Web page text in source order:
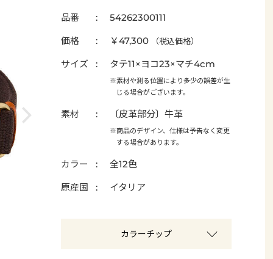
品番
54262300111
価格
￥47,300 （税込価格）
サイズ タテ11×ヨコ23×マチ4cm
※素材や測る位置により多少の誤差が生
じる場合がございます。
素材 〔皮革部分〕牛革
※商品のデザイン、仕様は予告なく変更
する場合があります。
カラー
全12色
原産国
イタリア
カラーチップ